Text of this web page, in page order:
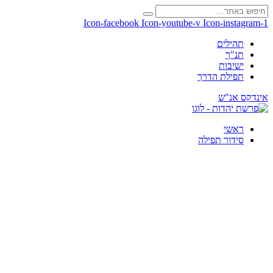
Icon-facebook Icon-youtube-v Icon-instagram-1
תהילים
תנ"ך
ישיבות
תפילת הדרך
אינדקס אנ"ש
ראשי
סידור תפילה